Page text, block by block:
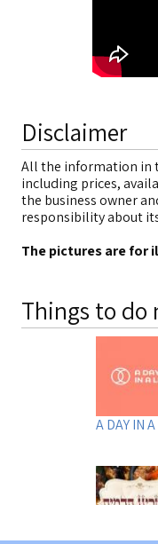
Disclaimer
All the information in
including prices,
the business owner
responsibility about
The pictures are for
Things to do
A DAY IN